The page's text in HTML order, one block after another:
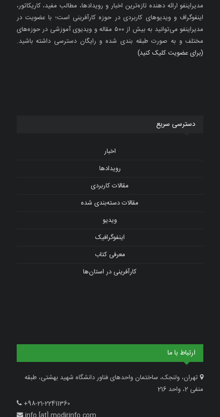
مدیراینفو ارائه دهنده تازه‌ترین اخبار و رویدادها، مطالب مفید، کاریکاتور،
اینفوگراف و ویدیوهای کاربردی در حوزه کارآفرینی است؛ با عضویت در
مدیراینفو می‌توانید به بیش از ۵۰۰ مقاله و ویدیوی آموزشی در حوزه‌های
مختلف و به صورت طبقه بندی شده و رایگان دسترسی داشته باشید.
(برای عضویت کلیک کنید)
دسترسی سریع
اخبار
رویدادها
مقالات کاربردی
مقالات دسته‌بندی شده
ویدیو
اینفوگرافیک
معرفی کتاب
کارآفرینی در استان‌ها
ارتباط با ما
تهران، ولنجک، ساختمان واحدهای فناور دانشگاه شهید بهشتی، طبقه
منفی 2، واحد 216
+98-21-22411360